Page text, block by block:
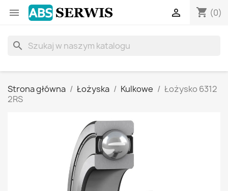
 shopping_cart (0)

search
Strona główna Łożyska Kulkowe
Łożysko 6312
2RS